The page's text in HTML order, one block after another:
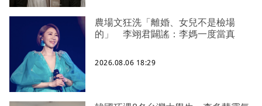
農場文狂洗「離婚、女兒不是檢場
的」 李翊君闢謠：李媽一度當真
2026.08.06 18:29